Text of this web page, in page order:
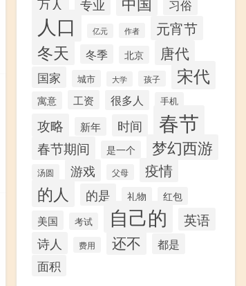
万人 专业 习俗
人口 亿元 作者 元宵节
冬天 冬季 北京 唐代
国家 城市 大学 孩子 宋代
寓意 工资 很多人 手机
攻略 新年 时间 春节
春节期间 是一个 梦幻西游
汤圆 游戏 父母 疫情
的人 的是 礼物 红包
美国 考试 自己的 英语
诗人 费用 还不 都是
面积